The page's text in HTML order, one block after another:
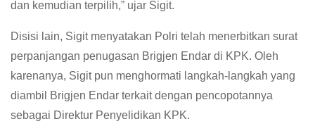
dan kemudian terpilih,” ujar Sigit.
Disisi lain, Sigit menyatakan Polri telah menerbitkan surat
perpanjangan penugasan Brigjen Endar di KPK. Oleh
karenanya, Sigit pun menghormati langkah-langkah yang
diambil Brigjen Endar terkait dengan pencopotannya
sebagai Direktur Penyelidikan KPK.